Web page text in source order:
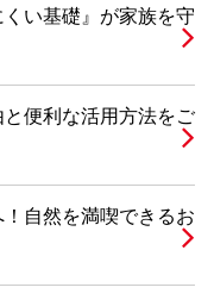
い基礎』が家族を守
便利な活用方法をご
自然を満喫できるお